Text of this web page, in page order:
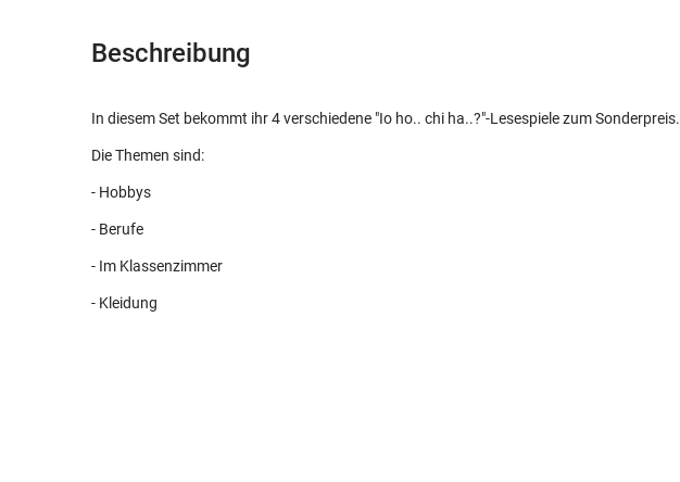
Beschreibung
In diesem Set bekommt ihr 4 verschiedene "Io ho.. chi ha..?"-Lesespiele zum Sonderpreis.
Die Themen sind:
- Hobbys
- Berufe
- Im Klassenzimmer
- Kleidung